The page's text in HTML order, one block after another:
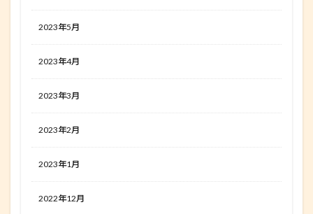
2023年5月
2023年4月
2023年3月
2023年2月
2023年1月
2022年12月